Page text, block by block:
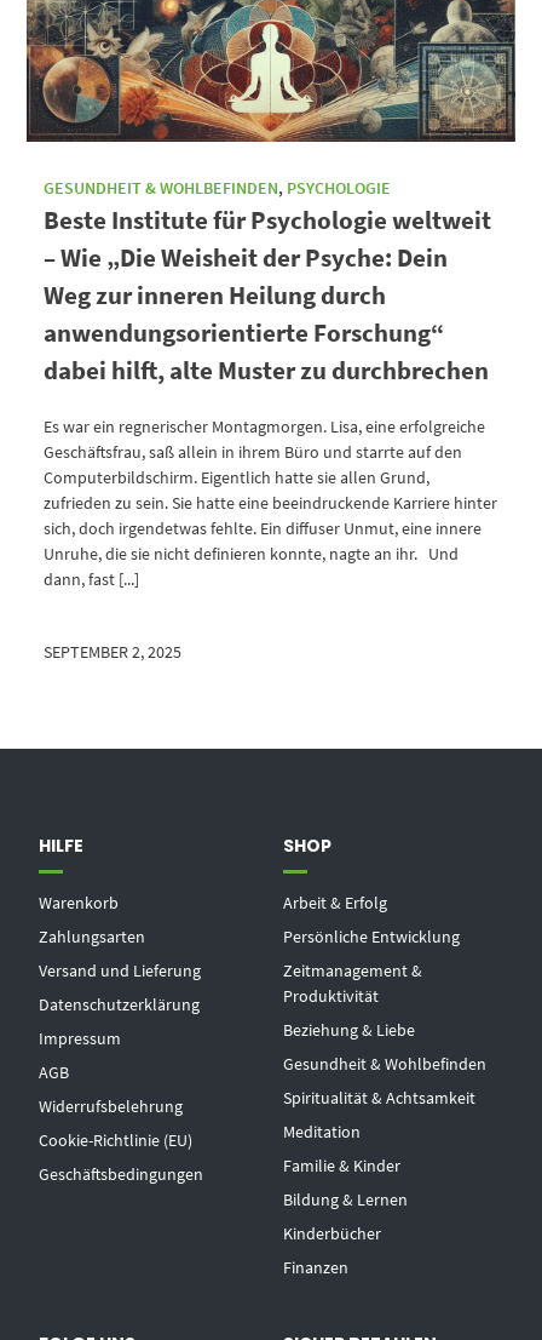
GESUNDHEIT & WOHLBEFINDEN, PSYCHOLOGIE
Beste Institute für Psychologie weltweit
– Wie „Die Weisheit der Psyche: Dein
Weg zur inneren Heilung durch
anwendungsorientierte Forschung“
dabei hilft, alte Muster zu durchbrechen
Es war ein regnerischer Montagmorgen. Lisa, eine erfolgreiche
Geschäftsfrau, saß allein in ihrem Büro und starrte auf den
Computerbildschirm. Eigentlich hatte sie allen Grund,
zufrieden zu sein. Sie hatte eine beeindruckende Karriere hinter
sich, doch irgendetwas fehlte. Ein diffuser Unmut, eine innere
Unruhe, die sie nicht definieren konnte, nagte an ihr. Und
dann, fast [...]
SEPTEMBER 2, 2025
HILFE
Warenkorb
Zahlungsarten
Versand und Lieferung
Datenschutzerklärung
Impressum
AGB
Widerrufsbelehrung
Cookie-Richtlinie (EU)
Geschäftsbedingungen
SHOP
Arbeit & Erfolg
Persönliche Entwicklung
Zeitmanagement &
Produktivität
Beziehung & Liebe
Gesundheit & Wohlbefinden
Spiritualität & Achtsamkeit
Meditation
Familie & Kinder
Bildung & Lernen
Kinderbücher
Finanzen